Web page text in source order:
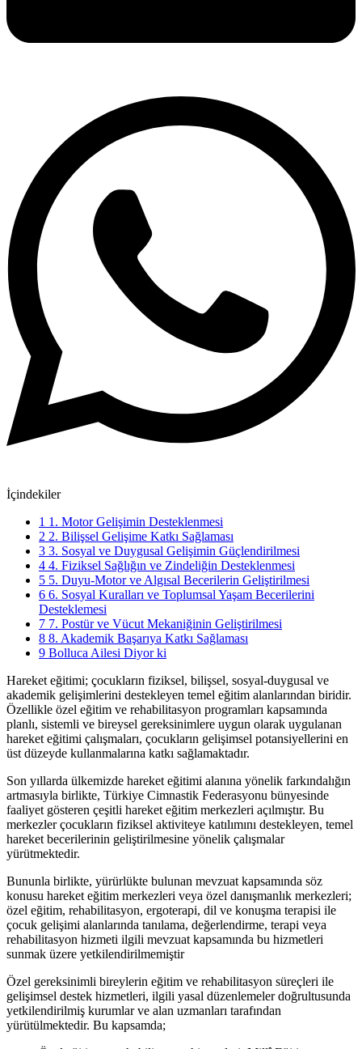
İçindekiler
1 1. Motor Gelişimin Desteklenmesi
2 2. Bilişsel Gelişime Katkı Sağlaması
3 3. Sosyal ve Duygusal Gelişimin Güçlendirilmesi
4 4. Fiziksel Sağlığın ve Zindeliğin Desteklenmesi
5 5. Duyu-Motor ve Algısal Becerilerin Geliştirilmesi
6 6. Sosyal Kuralları ve Toplumsal Yaşam Becerilerini
Desteklemesi
7 7. Postür ve Vücut Mekaniğinin Geliştirilmesi
8 8. Akademik Başarıya Katkı Sağlaması
9 Bolluca Ailesi Diyor ki
Hareket eğitimi; çocukların fiziksel, bilişsel, sosyal-duygusal ve
akademik gelişimlerini destekleyen temel eğitim alanlarından biridir.
Özellikle özel eğitim ve rehabilitasyon programları kapsamında
planlı, sistemli ve bireysel gereksinimlere uygun olarak uygulanan
hareket eğitimi çalışmaları, çocukların gelişimsel potansiyellerini en
üst düzeyde kullanmalarına katkı sağlamaktadır.
Son yıllarda ülkemizde hareket eğitimi alanına yönelik farkındalığın
artmasıyla birlikte, Türkiye Cimnastik Federasyonu bünyesinde
faaliyet gösteren çeşitli hareket eğitim merkezleri açılmıştır. Bu
merkezler çocukların fiziksel aktiviteye katılımını destekleyen, temel
hareket becerilerinin geliştirilmesine yönelik çalışmalar
yürütmektedir.
Bununla birlikte, yürürlükte bulunan mevzuat kapsamında söz
konusu hareket eğitim merkezleri veya özel danışmanlık merkezleri;
özel eğitim, rehabilitasyon, ergoterapi, dil ve konuşma terapisi ile
çocuk gelişimi alanlarında tanılama, değerlendirme, terapi veya
rehabilitasyon hizmeti ilgili mevzuat kapsamında bu hizmetleri
sunmak üzere yetkilendirilmemiştir
Özel gereksinimli bireylerin eğitim ve rehabilitasyon süreçleri ile
gelişimsel destek hizmetleri, ilgili yasal düzenlemeler doğrultusunda
yetkilendirilmiş kurumlar ve alan uzmanları tarafından
yürütülmektedir. Bu kapsamda;